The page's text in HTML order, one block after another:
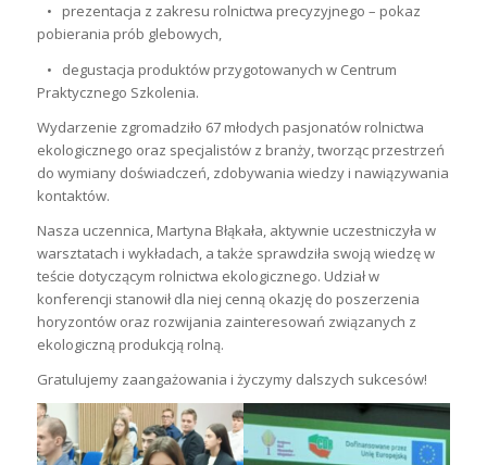
• prezentacja z zakresu rolnictwa precyzyjnego – pokaz
pobierania prób glebowych,
• degustacja produktów przygotowanych w Centrum
Praktycznego Szkolenia.
Wydarzenie zgromadziło 67 młodych pasjonatów rolnictwa
ekologicznego oraz specjalistów z branży, tworząc przestrzeń
do wymiany doświadczeń, zdobywania wiedzy i nawiązywania
kontaktów.
Nasza uczennica, Martyna Błąkała, aktywnie uczestniczyła w
warsztatach i wykładach, a także sprawdziła swoją wiedzę w
teście dotyczącym rolnictwa ekologicznego. Udział w
konferencji stanowił dla niej cenną okazję do poszerzenia
horyzontów oraz rozwijania zainteresowań związanych z
ekologiczną produkcją rolną.
Gratulujemy zaangażowania i życzymy dalszych sukcesów!